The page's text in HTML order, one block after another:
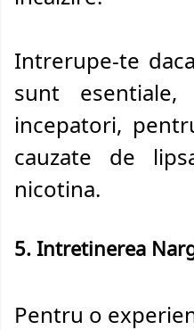
Intrerupe-te
sunt
incepatori,
cauzate de
nicotina.
5. Intretinerea
Pentru o